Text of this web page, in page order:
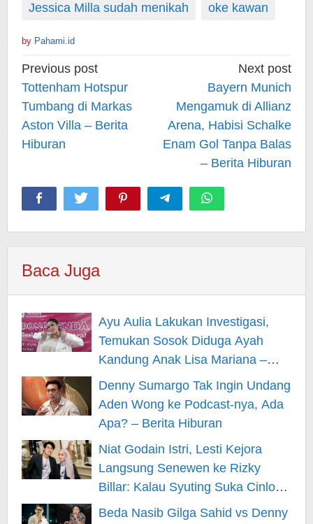
Jessica Milla sudah menikah
oke kawan
by Pahami.id
Post
navigation
Previous post
Tottenham Hotspur
Tumbang di Markas
Aston Villa – Berita
Hiburan
Next post
Bayern Munich
Mengamuk di Allianz
Arena, Habisi Schalke
Enam Gol Tanpa Balas
– Berita Hiburan
Baca Juga
Ayu Aulia Lakukan Investigasi,
Temukan Sosok Diduga Ayah
Kandung Anak Lisa Mariana –
Berita Hiburan
Denny Sumargo Tak Ingin Undang
Aden Wong ke Podcast-nya, Ada
Apa? – Berita Hiburan
Niat Godain Istri, Lesti Kejora
Langsung Senewen ke Rizky
Billar: Kalau Syuting Suka Cinlok?
– Berita Hiburan
Beda Nasib Gilga Sahid vs Denny